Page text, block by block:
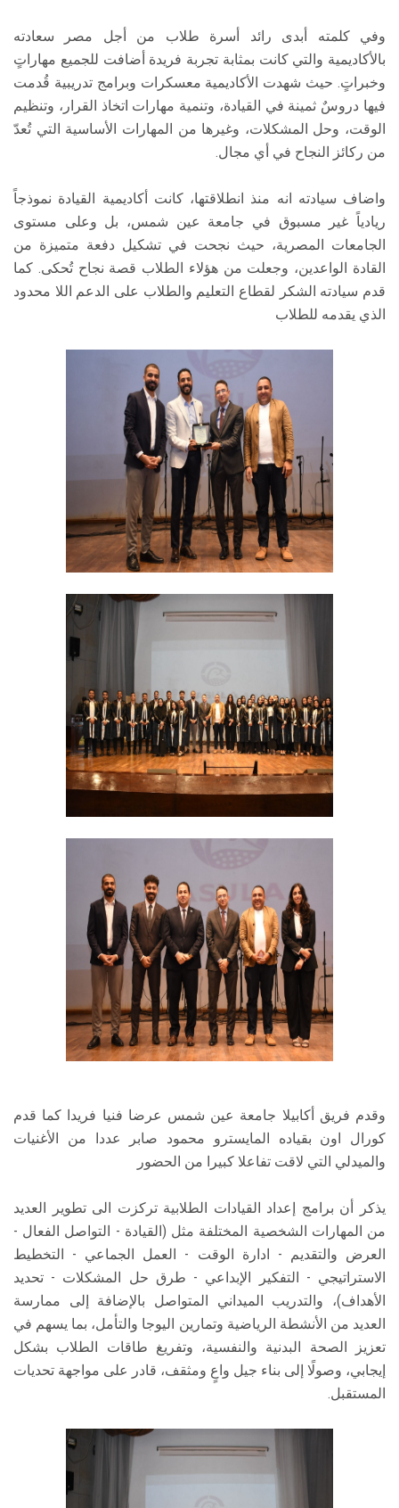
وفي كلمته أبدى رائد أسرة طلاب من أجل مصر سعادته
بالأكاديمية والتي كانت بمثابة تجربة فريدة أضافت للجميع مهاراتٍ
وخبراتٍ. حيث شهدت الأكاديمية معسكرات وبرامج تدريبية قُدمت
فيها دروسٌ ثمينة في القيادة، وتنمية مهارات اتخاذ القرار، وتنظيم
الوقت، وحل المشكلات، وغيرها من المهارات الأساسية التي تُعدّ
من ركائز النجاح في أي مجال.
واضاف سيادته انه منذ انطلاقتها، كانت أكاديمية القيادة نموذجاً
ريادياً غير مسبوق في جامعة عين شمس، بل وعلى مستوى
الجامعات المصرية، حيث نجحت في تشكيل دفعة متميزة من
القادة الواعدين، وجعلت من هؤلاء الطلاب قصة نجاح تُحكى. كما
قدم سيادته الشكر لقطاع التعليم والطلاب على الدعم اللا محدود
الذي يقدمه للطلاب
وقدم فريق أكابيلا جامعة عين شمس عرضا فنيا فريدا كما قدم
كورال اون بقياده المايسترو محمود صابر عددا من الأغنيات
والميدلي التي لاقت تفاعلا كبيرا من الحضور
يذكر أن برامج إعداد القيادات الطلابية تركزت الى تطوير العديد
من المهارات الشخصية المختلفة مثل (القيادة - التواصل الفعال -
العرض والتقديم - ادارة الوقت - العمل الجماعي - التخطيط
الاستراتيجي - التفكير الإبداعي - طرق حل المشكلات - تحديد
الأهداف)، والتدريب الميداني المتواصل بالإضافة إلى ممارسة
العديد من الأنشطة الرياضية وتمارين اليوجا والتأمل، بما يسهم في
تعزيز الصحة البدنية والنفسية، وتفريغ طاقات الطلاب بشكل
إيجابي، وصولًا إلى بناء جيل واعٍ ومثقف، قادر على مواجهة تحديات
المستقبل.